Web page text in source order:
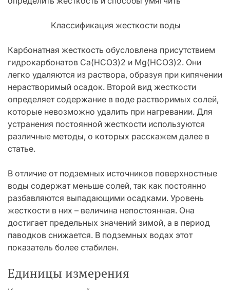
Классификация жесткости воды
Карбонатная жесткость обусловлена присутствием
гидрокарбонатов Ca(HCO3)2 и Mg(HCO3)2. Они
легко удаляются из раствора, образуя при кипячении
нерастворимый осадок. Второй вид жесткости
определяет содержание в воде растворимых солей,
которые невозможно удалить при нагревании. Для
устранения постоянной жесткости используются
различные методы, о которых расскажем далее в
статье.
В отличие от подземных источников поверхностные
воды содержат меньше солей, так как постоянно
разбавляются выпадающими осадками. Уровень
жесткости в них – величина непостоянная. Она
достигает предельных значений зимой, а в период
паводков снижается. В подземных водах этот
показатель более стабилен.
Единицы измерения